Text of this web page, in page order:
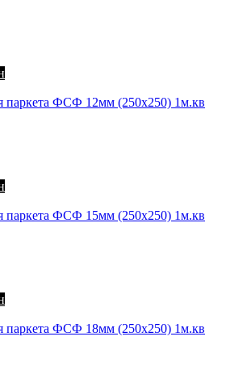
паркета ФСФ 12мм (250х250) 1м.кв
паркета ФСФ 15мм (250х250) 1м.кв
паркета ФСФ 18мм (250х250) 1м.кв